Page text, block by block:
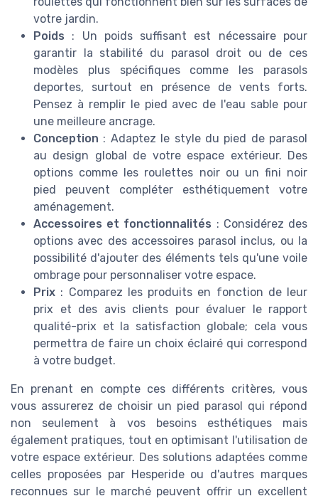
votre jardin.
Poids : Un poids suffisant est nécessaire pour
garantir la stabilité du parasol droit ou de ces
modèles plus spécifiques comme les parasols
deportes, surtout en présence de vents forts.
Pensez à remplir le pied avec de l'eau sable pour
une meilleure ancrage.
Conception : Adaptez le style du pied de parasol
au design global de votre espace extérieur. Des
options comme les roulettes noir ou un fini noir
pied peuvent compléter esthétiquement votre
aménagement.
Accessoires et fonctionnalités : Considérez des
options avec des accessoires parasol inclus, ou la
possibilité d'ajouter des éléments tels qu'une voile
ombrage pour personnaliser votre espace.
Prix : Comparez les produits en fonction de leur
prix et des avis clients pour évaluer le rapport
qualité-prix et la satisfaction globale; cela vous
permettra de faire un choix éclairé qui correspond
à votre budget.
En prenant en compte ces différents critères, vous
vous assurerez de choisir un pied parasol qui répond
non seulement à vos besoins esthétiques mais
également pratiques, tout en optimisant l'utilisation de
votre espace extérieur. Des solutions adaptées comme
celles proposées par Hesperide ou d'autres marques
reconnues sur le marché peuvent offrir un excellent